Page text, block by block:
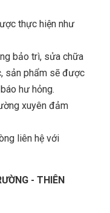
thực hiện như
bảo trì, sửa chữa
sản phẩm sẽ được
hư hỏng.
xuyên đảm
liên hệ với
- THIÊN